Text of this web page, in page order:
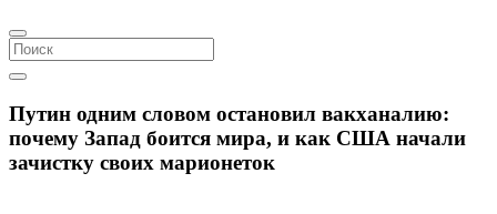
Путин одним словом остановил вакханалию:
почему Запад боится мира, и как США начали
зачистку своих марионеток